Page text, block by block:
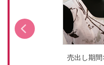
売出し期